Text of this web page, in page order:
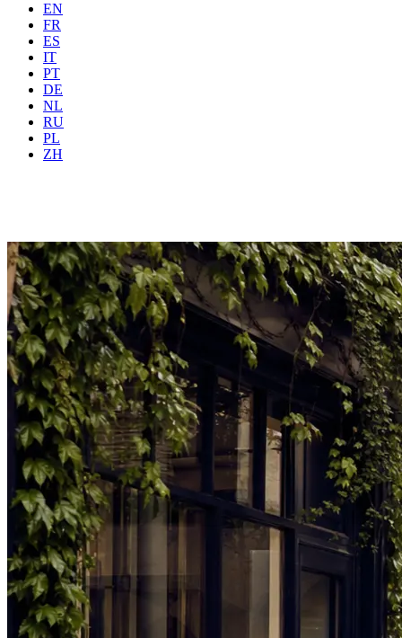
EN
FR
ES
IT
PT
DE
NL
RU
PL
ZH
地点 所有城市